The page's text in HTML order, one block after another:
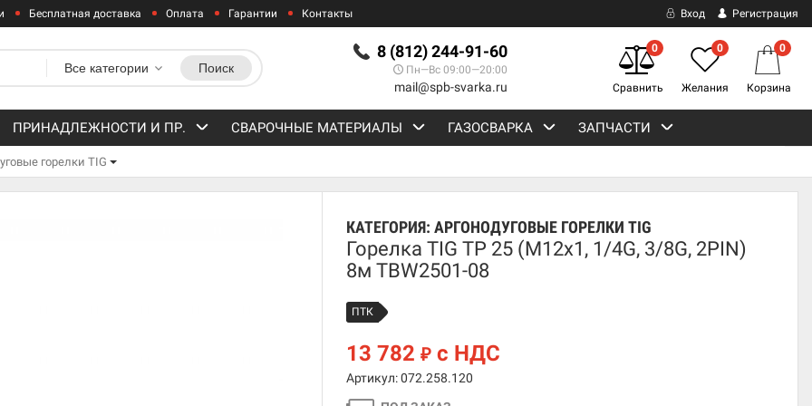
Бесплатная доставка Оплата Гарантии Контакты Вход Регистрация
8 (812) 244-91-60
Пн—Вс 09:00—20:00
mail@spb-svarka.ru
Все категории Поиск
0
Сравнить
0
Желания
0
Корзина
ПРИНАДЛЕЖНОСТИ И ПР. СВАРОЧНЫЕ МАТЕРИАЛЫ ГАЗОСВАРКА ЗАПЧАСТИ
горелки TIG
КАТЕГОРИЯ:АРГОНОДУГОВЫЕ ГОРЕЛКИ TIG
Горелка TIG TP 25 (M12x1, 1/4G, 3/8G, 2PIN)
8м TBW2501-08
ПТК
13 782₽ с НДС
Артикул: 072.258.120